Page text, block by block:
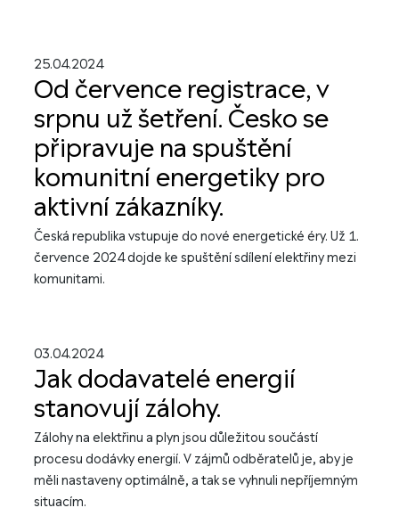
25.04.2024
Od července registrace, v
srpnu už šetření. Česko se
připravuje na spuštění
komunitní energetiky pro
aktivní zákazníky.
Česká republika vstupuje do nové energetické éry. Už 1.
července 2024 dojde ke spuštění sdílení elektřiny mezi
komunitami.
03.04.2024
Jak dodavatelé energií
stanovují zálohy.
Zálohy na elektřinu a plyn jsou důležitou součástí
procesu dodávky energií. V zájmů odběratelů je, aby je
měli nastaveny optimálně, a tak se vyhnuli nepříjemným
situacím.